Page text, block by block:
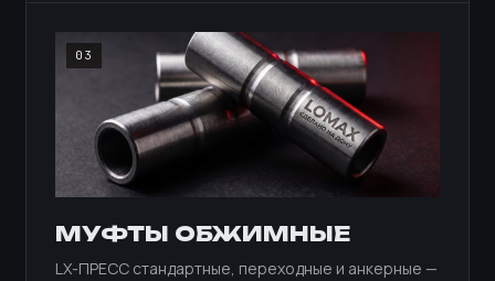
03
МУФТЫ ОБЖИМНЫЕ
LX-ПРЕСС стандартные, переходные и анкерные —